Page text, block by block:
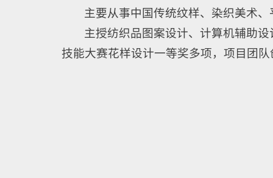
主要从事中国传统纹样、染织美术
主授纺织品图案设计、计算机辅助
技能大赛花样设计一等奖多项，项目团